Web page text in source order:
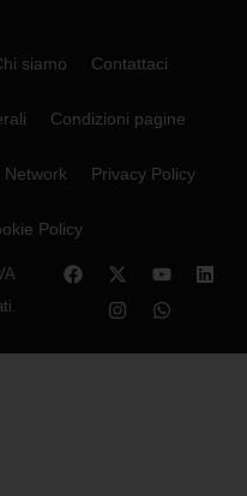
siamo Contattaci
Condizioni pagine
Network Privacy Policy
Policy